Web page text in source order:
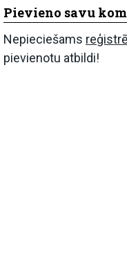
Pievieno savu
Nepieciešams
pievienotu atbildi!